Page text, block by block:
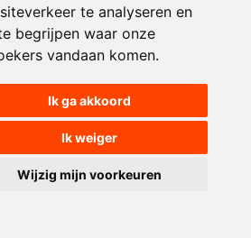
te analyseren en
begrijpen waar onze
vandaan komen.
Ik ga akkoord
Ik weiger
Wijzig mijn voorkeuren
Paul De Leeuw
God was)